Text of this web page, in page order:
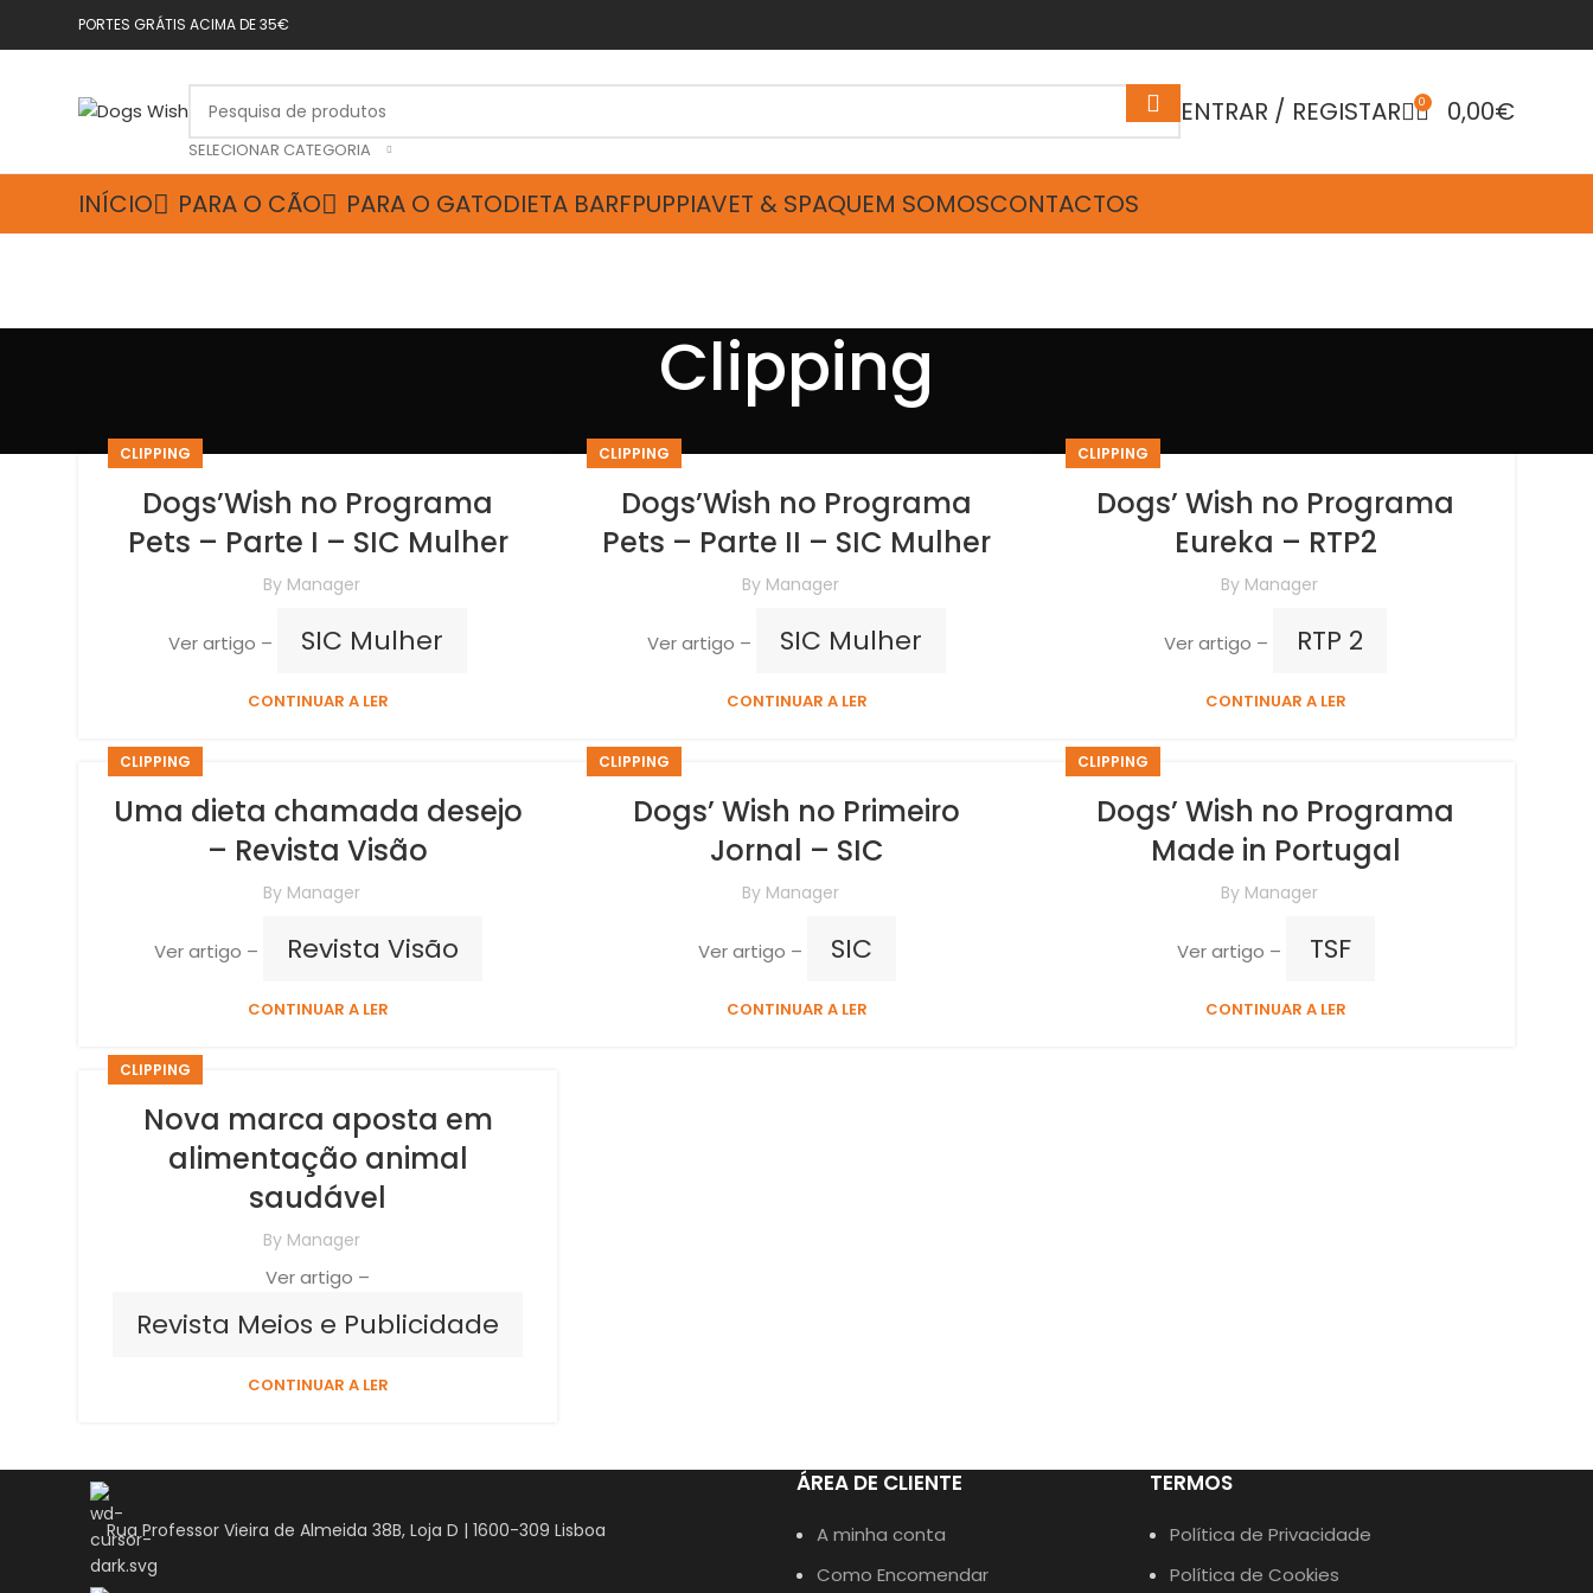
PORTES GRÁTIS ACIMA DE 35€
SELECIONAR CATEGORIA
ENTRAR / REGISTAR 0 0,00€
INÍCIO PARA O CÃO PARA O GATODIETA BARFPUPPIAVET & SPAQUEM SOMOSCONTACTOS
Clipping
CLIPPING
Dogs’Wish no Programa
Pets – Parte I – SIC Mulher
By Manager
Ver artigo – SIC Mulher
CONTINUAR A LER
CLIPPING
Dogs’Wish no Programa
Pets – Parte II – SIC Mulher
By Manager
Ver artigo – SIC Mulher
CONTINUAR A LER
CLIPPING
Dogs’ Wish no Programa
Eureka – RTP2
By Manager
Ver artigo – RTP 2
CONTINUAR A LER
CLIPPING
Uma dieta chamada desejo
– Revista Visão
By Manager
Ver artigo – Revista Visão
CONTINUAR A LER
CLIPPING
Dogs’ Wish no Primeiro
Jornal – SIC
By Manager
Ver artigo – SIC
CONTINUAR A LER
CLIPPING
Dogs’ Wish no Programa
Made in Portugal
By Manager
Ver artigo – TSF
CONTINUAR A LER
CLIPPING
Nova marca aposta em
alimentação animal
saudável
By Manager
Ver artigo –
Revista Meios e Publicidade
CONTINUAR A LER
Rua Professor Vieira de Almeida 38B, Loja D | 1600-309 Lisboa
ÁREA DE CLIENTE
A minha conta
Como Encomendar
TERMOS
Política de Privacidade
Política de Cookies